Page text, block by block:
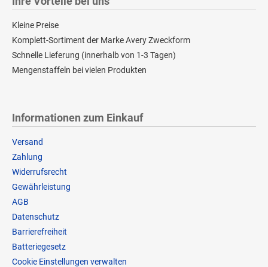
Kleine Preise
Komplett-Sortiment der Marke Avery Zweckform
Schnelle Lieferung (innerhalb von 1-3 Tagen)
Mengenstaffeln bei vielen Produkten
Informationen zum Einkauf
Versand
Zahlung
Widerrufsrecht
Gewährleistung
AGB
Datenschutz
Barrierefreiheit
Batteriegesetz
Cookie Einstellungen verwalten